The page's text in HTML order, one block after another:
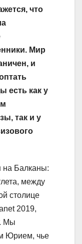
что
Мир
и
есть как у
так и у
на Балканы:
между
столице
2019,
Мы
Юрием, чье